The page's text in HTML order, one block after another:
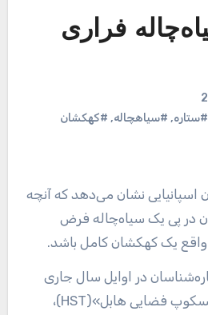
فراری
#ستاره, #سیاهچاله, #کهکشان
در پی یک سیاه‌چاله فرض
یک کهکشان کامل باشد.
در اوایل سال جاری
براساس مشاهدات «تلسکوپ فضایی هابل»(HST)،